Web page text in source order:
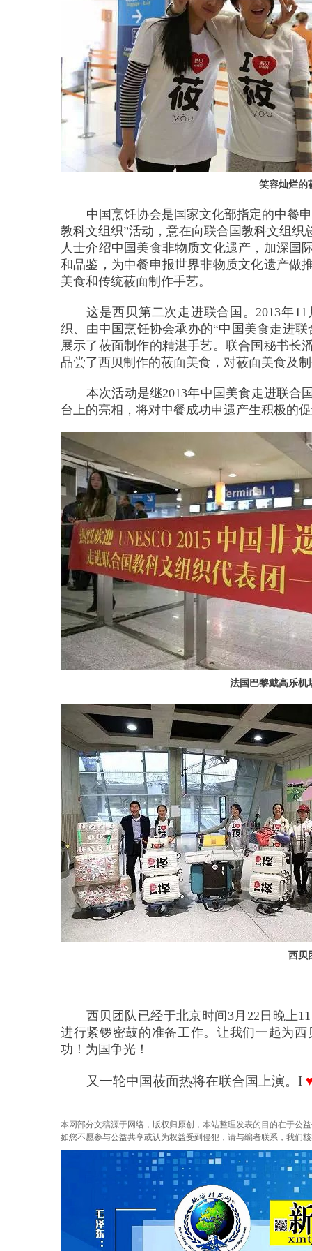
笑容灿烂的
中国烹饪协会是国家文化部指定的中餐
教科文组织”活动，意在向联合国教科文组
人士介绍中国美食非物质文化遗产，加深国
和品鉴，为中餐申报世界非物质文化遗产做
美食和传统莜面制作手艺。
这是西贝第二次走进联合国。2013年11
织、由中国烹饪协会承办的“中国美食走进
展示了莜面制作的精湛手艺。联合国秘书长
品尝了西贝制作的莜面美食，对莜面美食及
本次活动是继2013年中国美食走进联合
台上的亮相，将对中餐成功申遗产生积极的
法国巴黎戴高乐机
西贝
西贝团队已经于北京时间 3月 22 日晚上11
进行紧锣密鼓的准备工作。让我们一起为
功！为国争光！
又一轮中国莜面热将在联合国上演。 I
本网部分文稿源于网络，版权归原创，本站整理发表的目的在于公
如您不愿参与公益共享或认为权益受到侵犯，请与编者联系，我们